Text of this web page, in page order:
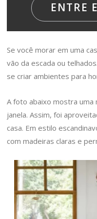
ENTRE
Se você morar em uma
vão da escada ou
se criar ambientes para
A foto abaixo mostra uma
janela. Assim, foi
casa. Em estilo
com madeiras claras e